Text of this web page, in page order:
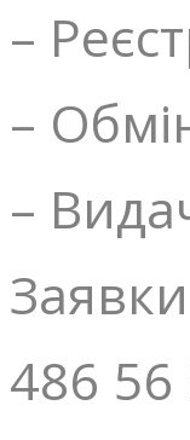
–
–
–
486 56